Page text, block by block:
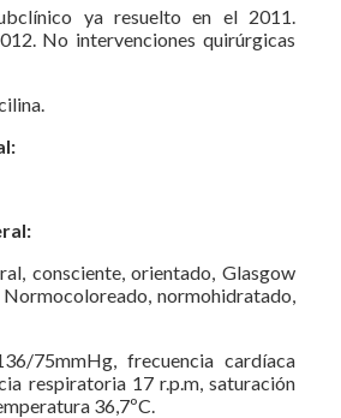
ya resuelto en el 2011.
No intervenciones quirúrgicas
consciente, orientado, Glasgow
normohidratado,
75mmHg, frecuencia cardíaca
respiratoria 17 r.p.m, saturación
36,7ºC.